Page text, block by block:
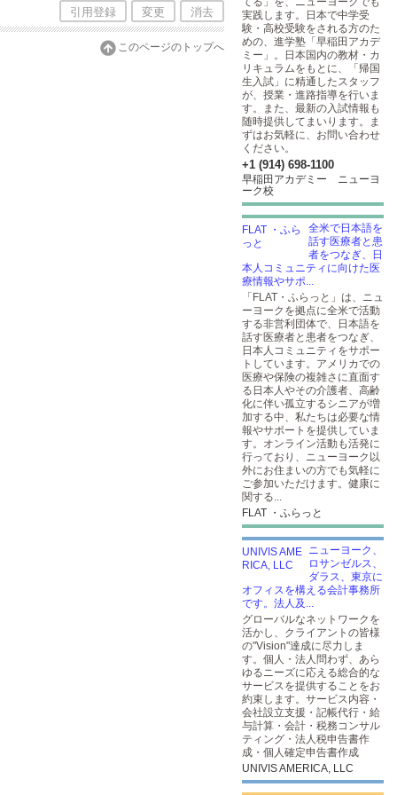
引用登録 変更 消去
このページのトップへ
実践します。日本で中学受
験・高校受験をされる方のた
めの、進学塾「早稲田アカデ
ミー」。日本国内の教材・カ
リキュラムをもとに、「帰国
生入試」に精通したスタッフ
が、授業・進路指導を行いま
す。また、最新の入試情報も
随時提供してまいります。ま
ずはお気軽に、お問い合わせ
ください。
+1 (914) 698-1100
早稲田アカデミー ニューヨ
ーク校
全米で日本語を
話す医療者と患
者をつなぎ、日
本人コミュニティに向けた医
療情報やサポ...
「FLAT・ふらっと」は、ニュ
ーヨークを拠点に全米で活動
する非営利団体で、日本語を
話す医療者と患者をつなぎ、
日本人コミュニティをサポー
トしています。アメリカでの
医療や保険の複雑さに直面す
る日本人やその介護者、高齢
化に伴い孤立するシニアが増
加する中、私たちは必要な情
報やサポートを提供していま
す。オンライン活動も活発に
行っており、ニューヨーク以
外にお住まいの方でも気軽に
ご参加いただけます。健康に
関する...
FLAT ・ふらっと
ニューヨーク、
ロサンゼルス、
ダラス、東京に
オフィスを構える会計事務所
です。法人及...
グローバルなネットワークを
活かし、クライアントの皆様
の"Vision"達成に尽力しま
す。個人・法人問わず、あら
ゆるニーズに応える総合的な
サービスを提供することをお
約束します。サービス内容・
会社設立支援・記帳代行・給
与計算・会計・税務コンサル
ティング・法人税申告書作
成・個人確定申告書作成
UNIVIS AMERICA, LLC